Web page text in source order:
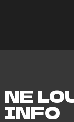
NE
INFO